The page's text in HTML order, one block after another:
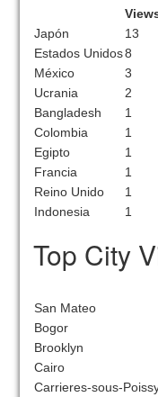
Japón
13
Estados Unidos8
México
3
Ucrania
2
Bangladesh
1
Colombia
1
Egipto
1
Francia
1
Reino Unido
1
Indonesia
1
Top City
San Mateo
Bogor
Brooklyn
Cairo
Carrieres-sous-